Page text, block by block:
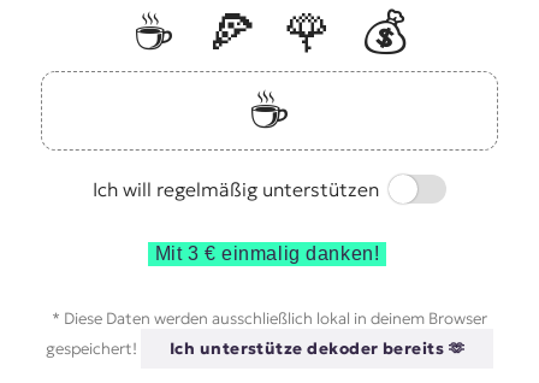
☕️ 🍕 🌹
💰
☕️
Ich will regelmäßig unterstützen
Switch
Mit 3 € einmalig danken!
* Diese Daten werden ausschließlich lokal in deinem Browser
gespeichert!
Ich unterstütze dekoder bereits 🫶